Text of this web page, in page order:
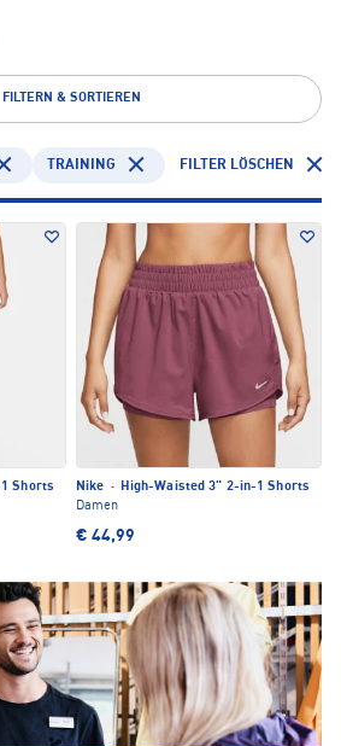
FILTERN & SORTIEREN
TRAINING FILTER LÖSCHEN
Shorts
Nike ·
High-Waisted 3" 2-in-1 Shorts
Damen
€ 44,99